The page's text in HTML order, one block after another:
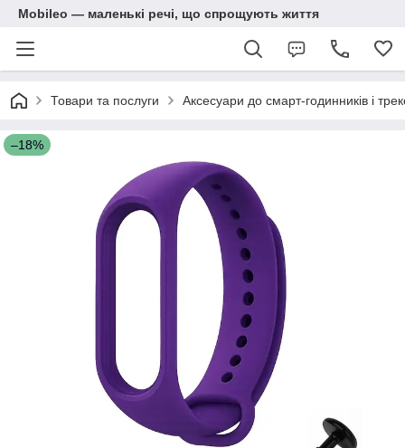
Mobileo — маленькі речі, що спрощують життя
Товари та послуги Аксесуари до смарт-годинників і
–18%